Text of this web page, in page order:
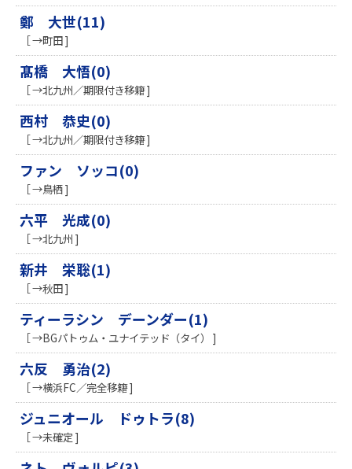
鄭 大世(11)
［ →町田 ]
髙橋 大悟(0)
［ →北九州／期限付き移籍 ]
西村 恭史(0)
［ →北九州／期限付き移籍 ]
ファン ソッコ(0)
［ →鳥栖 ]
六平 光成(0)
［ →北九州 ]
新井 栄聡(1)
［ →秋田 ]
ティーラシン デーンダー(1)
［ →BGパトゥム・ユナイテッド（タイ） ]
六反 勇治(2)
［ →横浜FC／完全移籍 ]
ジュニオール ドゥトラ(8)
［ →未確定 ]